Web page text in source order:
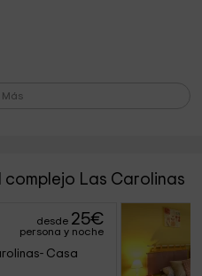
que vienen a las casas e
en la medida de lo
Más
Las Carolinas
desde 25€
persona y noche
Casa